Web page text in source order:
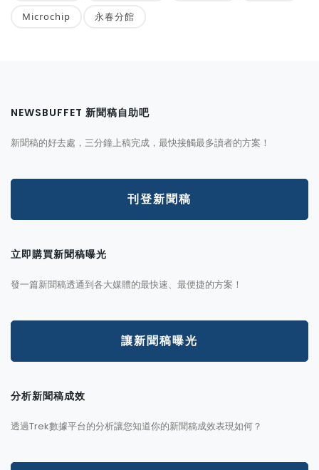
Microchip 永春分館
NEWSBUFFET 新聞稿自助吧
新聞稿的好去處，三分鐘上稿完成，最快接觸最多讀者的方案！
刊登新聞稿
立即購買新聞稿曝光
發一篇新聞稿透通到各大媒體的最快速、最便捷的方案！
讓新聞稿曝光
分析新聞稿成效
透過Trek數據平台的分析讓您知道你的新聞稿成效表現如何？